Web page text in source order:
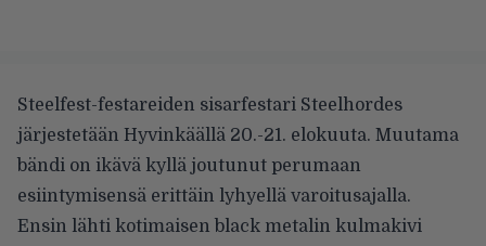
Steelfest-festareiden sisarfestari Steelhordes
järjestetään Hyvinkäällä 20.-21. elokuuta. Muutama
bändi on ikävä kyllä joutunut perumaan
esiintymisensä erittäin lyhyellä varoitusajalla.
Ensin lähti kotimaisen black metalin kulmakivi